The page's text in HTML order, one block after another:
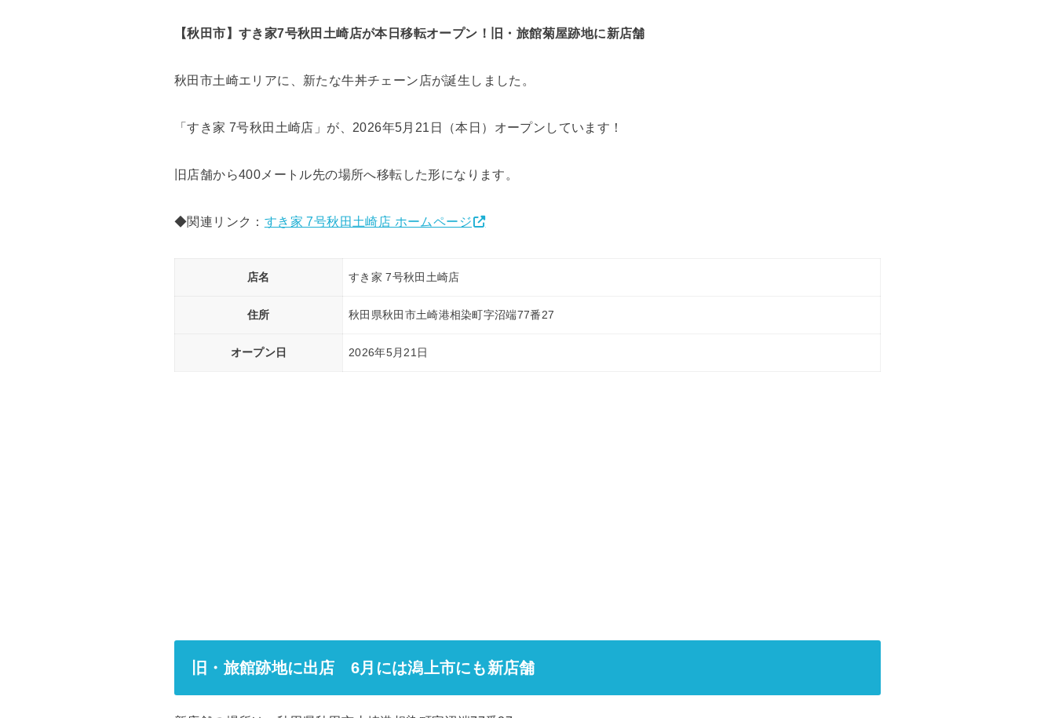
【秋田市】すき家7号秋田土崎店が本日移転オープン！旧・旅館菊屋跡地に新店舗
秋田市土崎エリアに、新たな牛丼チェーン店が誕生しました。
「すき家 7号秋田土崎店」が、2026年5月21日（本日）オープンしています！
旧店舗から400メートル先の場所へ移転した形になります。
◆関連リンク： すき家 7号秋田土崎店 ホームページ
店名 すき家 7号秋田土崎店
住所 秋田県秋田市土崎港相染町字沼端77番27
オープン日 2026年5月21日
旧・旅館跡地に出店 6月には潟上市にも新店舗